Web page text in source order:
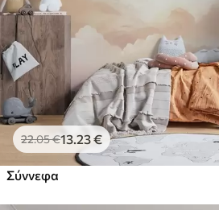
22.05€13.23€
Σύννεφα